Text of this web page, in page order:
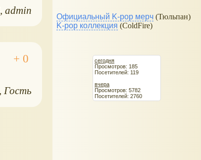
admin
Гость
Официальный K-pop мерч (Тюльпан)
K-pop коллекция (ColdFire)
сегодня
Просмотров: 185
Посетителей: 119
вчера
Просмотров: 5782
Посетителей: 2760